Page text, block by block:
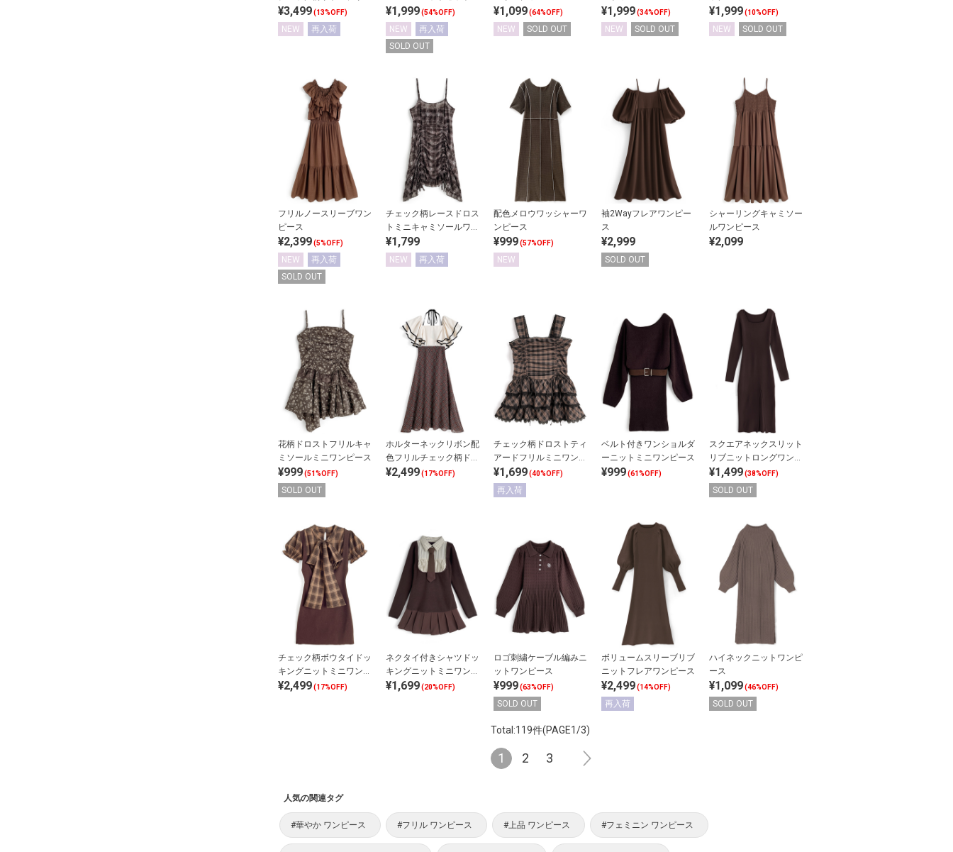
ツキャミソールワンピー
スセットアップ
¥3,499(13%OFF)
NEW 再入荷
ップ
¥1,999(54%OFF)
NEW
再入荷
SOLD OUT
¥1,099(64%OFF)
NEW SOLD OUT
チスリーブブラウスセッ
ト
¥1,999(34%OFF)
NEW SOLD OUT
¥1,999(10%OFF)
NEW SOLD OUT
フリルノースリーブワン
ピース
¥2,399(5%OFF)
NEW
再入荷
SOLD OUT
チェック柄レースドロス
トミニキャミソールワン
ピース
¥1,799
NEW 再入荷
配色メロウワッシャーワ
ンピース
¥999(57%OFF)
NEW
袖2Wayフレアワンピー
ス
¥2,999
SOLD OUT
シャーリングキャミソー
ルワンピース
¥2,099
花柄ドロストフリルキャ
ミソールミニワンピース
¥999(51%OFF)
SOLD OUT
ホルターネックリボン配
色フリルチェック柄ドッ
キングワンピース
¥2,499(17%OFF)
チェック柄ドロストティ
アードフリルミニワンピ
ース
¥1,699(40%OFF)
再入荷
ベルト付きワンショルダ
ーニットミニワンピース
¥999(61%OFF)
スクエアネックスリット
リブニットロングワンピ
ース
¥1,499(38%OFF)
SOLD OUT
チェック柄ボウタイドッ
キングニットミニワンピ
ース
¥2,499(17%OFF)
ネクタイ付きシャツドッ
キングニットミニワンピ
ース
¥1,699(20%OFF)
ロゴ刺繍ケーブル編みニ
ットワンピース
¥999(63%OFF)
SOLD OUT
ボリュームスリーブリブ
ニットフレアワンピース
¥2,499(14%OFF)
再入荷
ハイネックニットワンピ
ース
¥1,099(46%OFF)
SOLD OUT
Total:119件(PAGE1/3)
1 2 3
人気の関連タグ
#華やか ワンピース #フリル ワンピース #上品 ワンピース #フェミニン ワンピース